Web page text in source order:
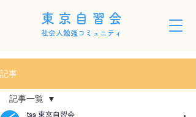
東京自習会
社会人勉強コミュニティ
記事
記事一覧
tss 東京自習会